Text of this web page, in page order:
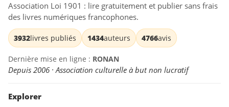
Association Loi 1901 : lire gratuitement et publier sans frais
des livres numériques francophones.
3932livres publiés 1434auteurs 4766avis
Dernière mise en ligne : RONAN
Depuis 2006 · Association culturelle à but non lucratif
Explorer